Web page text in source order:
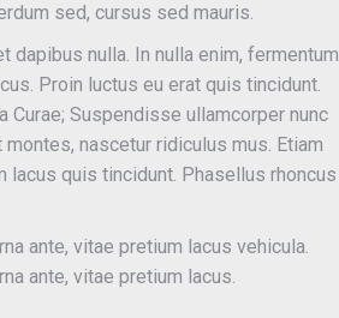
sed, cursus sed mauris.
nulla. In nulla enim, fermentum
Proin luctus eu erat quis tincidunt.
Suspendisse ullamcorper nunc
nascetur ridiculus mus. Etiam
lacus quis tincidunt. Phasellus rhoncus
ante, vitae pretium lacus vehicula.
ante, vitae pretium lacus.